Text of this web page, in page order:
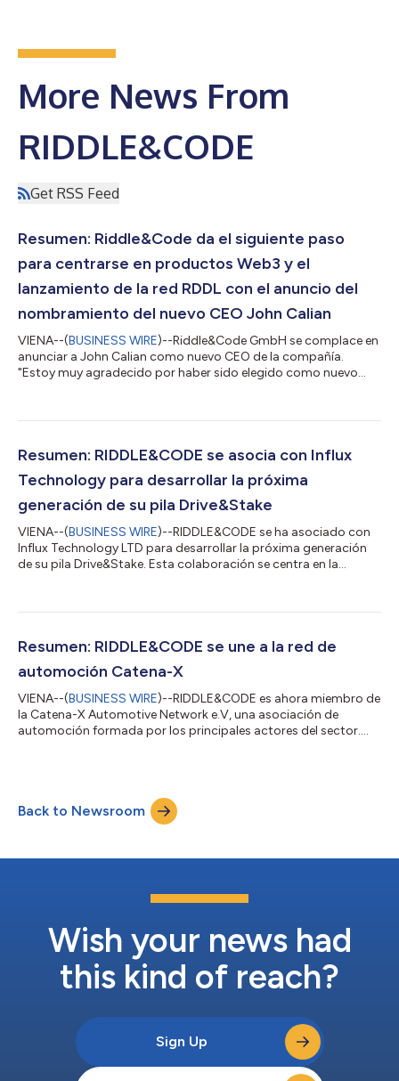
More News From
RIDDLE&CODE
Get RSS Feed
Resumen: Riddle&Code da el siguiente paso
para centrarse en productos Web3 y el
lanzamiento de la red RDDL con el anuncio del
nombramiento del nuevo CEO John Calian
VIENA--(BUSINESS WIRE)--Riddle&Code GmbH se complace en
anunciar a John Calian como nuevo CEO de la compañía.
"Estoy muy agradecido por haber sido elegido como nuevo
privilegio liderar un equipo dedicado a las economías
energéticos sostenibles, ecológicos y sostenibles”, comenta
Resumen: RIDDLE&CODE se asocia con Influx
Technology para desarrollar la próxima
generación de su pila Drive&Stake
VIENA--(BUSINESS WIRE)--RIDDLE&CODE se ha asociado con
Influx Technology LTD para desarrollar la próxima generación
de su pila Drive&Stake. Esta colaboración se centra en la
una nueva era de la movilidad. RIDDLE&CODE e Influx
cadena de herramientas potente y flexible para los
Resumen: RIDDLE&CODE se une a la red de
automoción Catena-X
VIENA--(BUSINESS WIRE)--RIDDLE&CODE es ahora miembro de
la Catena-X Automotive Network e.V, una asociación de
automoción formada por los principales actores del sector.
gemelos digitales de las máquinas, los vehículos y sus
componentes. Catena-X se dedica a desarrollar un ecosistema
industrial abierto y escalable que propo...
Back to Newsroom
Wish your news had
this kind of reach?
Sign Up